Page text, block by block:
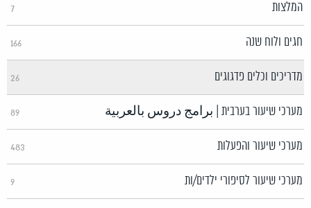
המלצות 7
חגים ולוח שנה 166
מדריכים וכלים פדגוגים 26
מערכי שיעור בערבית | برامج دروس بالعربية 89
מערכי שיעור והפעלות 483
מערכי שיעור לסיפורי ילדים/ות 9